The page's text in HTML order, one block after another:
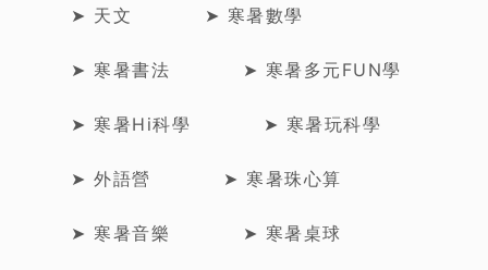
➤ 天文 ➤ 寒暑數學
➤ 寒暑書法 ➤ 寒暑多元FUN學
➤ 寒暑Hi科學 ➤ 寒暑玩科學
➤ 外語營 ➤ 寒暑珠心算
➤ 寒暑音樂 ➤ 寒暑桌球